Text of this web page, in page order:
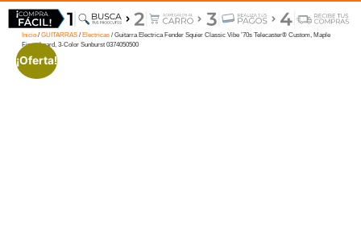
Inicio/ GUITARRAS/ Electricas/ Guitarra Electrica Fender Squier Classic Vibe ’70s Telecaster® Custom, Maple
Fingerboard, 3-Color Sunburst 0374050500
¡Oferta!